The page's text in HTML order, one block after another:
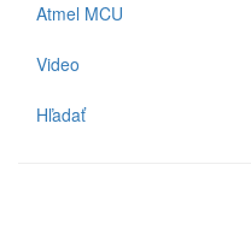
Atmel MCU
Video
Hľadať